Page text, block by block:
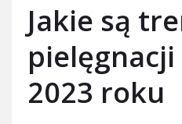
Jakie są
2023 roku